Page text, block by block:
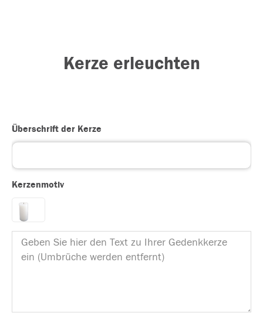
Kerze erleuchten
Überschrift der Kerze
Kerzenmotiv